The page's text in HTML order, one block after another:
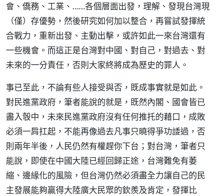
會、僑務、工業、……各個層面出發，理解、發現台灣現
（僅）存優勢，然後研究如何加以整合，再嘗試發揮統
合戰力，重新出發、主動出擊，或許如此一來台灣還有
一些機會。而這正是台灣對中國、對自己，對過去、對
未來的一分責任，否則大家終將成為歷史的罪人。
事已至此，不論有些人接受與否，既成事實就是如此。
對民進黨政府，筆者能說的就是，既然內閣、國會皆已
盡入彀中，未來民進黨政府沒有任何推托的藉口，成敗
必須一肩扛起，不能再像過去凡事只曉得爭功諉過，否
則兩年半後，人民仍然有權趕你下台；對台灣，筆者只
能說，即使在中國大陸已經回歸正途，台灣難免有萎
縮、邊緣化的風險，但台灣仍然必須盡全力讓自己的民
主發展能夠贏得大陸廣大民眾的欽羨及肯定，發揮比